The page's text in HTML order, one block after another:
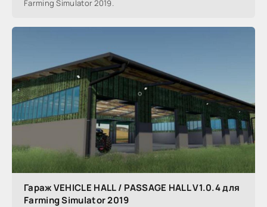
Farming Simulator 2019.
Гараж VEHICLE HALL / PASSAGE HALL V1.0.4 для
Farming Simulator 2019